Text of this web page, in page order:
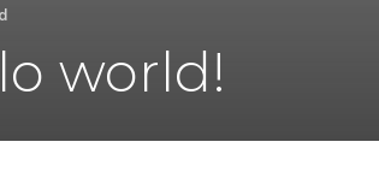
world!